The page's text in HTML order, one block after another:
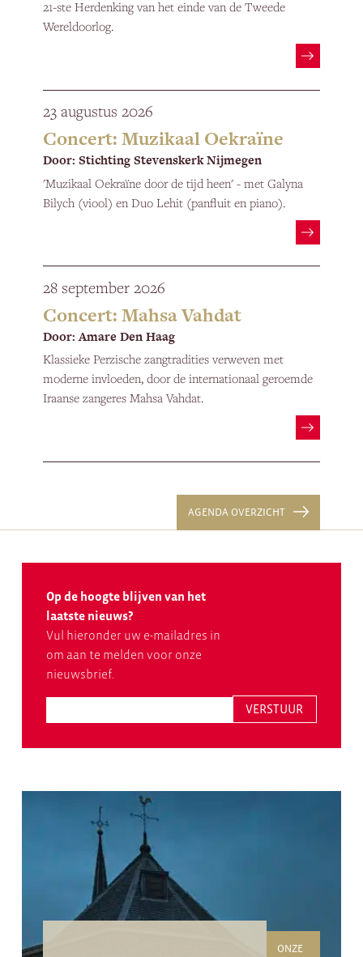
21-ste Herdenking van het einde van de Tweede
Wereldoorlog.
23 augustus 2026
Concert: Muzikaal Oekraïne
Door: Stichting Stevenskerk Nijmegen
'Muzikaal Oekraïne door de tijd heen' - met Galyna
Bilych (viool) en Duo Lehit (panfluit en piano).
28 september 2026
Concert: Mahsa Vahdat
Door: Amare Den Haag
Klassieke Perzische zangtradities verweven met
moderne invloeden, door de internationaal geroemde
Iraanse zangeres Mahsa Vahdat.
AGENDA OVERZICHT
Op de hoogte blijven van het
laatste nieuws?
Vul hieronder uw e-mailadres in
om aan te melden voor onze
nieuwsbrief.
VERSTUUR
ONZE